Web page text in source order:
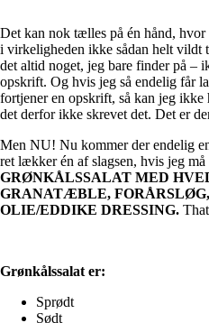
Det kan nok tælles på én hånd,
i virkeligheden ikke sådan helt vildt
det altid noget, jeg bare finder på –
opskrift. Og hvis jeg så endelig får
fortjener en opskrift, så kan jeg
det derfor ikke skrevet det. Det er
Men NU! Nu kommer der endelig
ret lækker én af slagsen, hvis jeg må
GRØNKÅLSSALAT MED
GRANATÆBLE,
OLIE/EDDIKE DRESSING.
Grønkålssalat er:
Sprødt
Sødt